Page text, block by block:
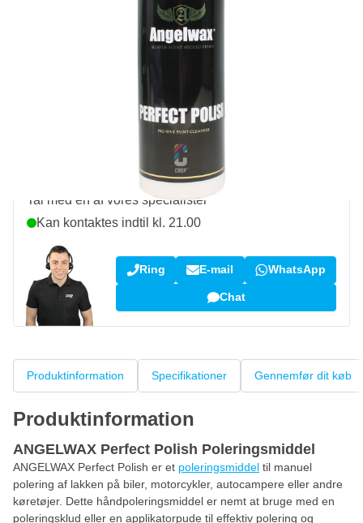
vi sender i dag
ved køb over 1.120 kr
retur og ombytning
4,58/5(7.055 anmeldelser)
Spørgsmål om dette produkt?
Tal med en af vores specialister
Kan kontaktes indtil kl. 21.00
Ring E-mail WhatsApp
Chat
Produktinformation Specifikationer Gennemfør dit køb
Produktinformation
ANGELWAX Perfect Polish Poleringsmiddel
ANGELWAX Perfect Polish er et poleringsmiddel til manuel
polering af lakken på biler, motorcykler, autocampere eller andre
køretøjer. Dette håndpoleringsmiddel er nemt at bruge med en
poleringsklud eller en applikatorpude til effektiv polering og